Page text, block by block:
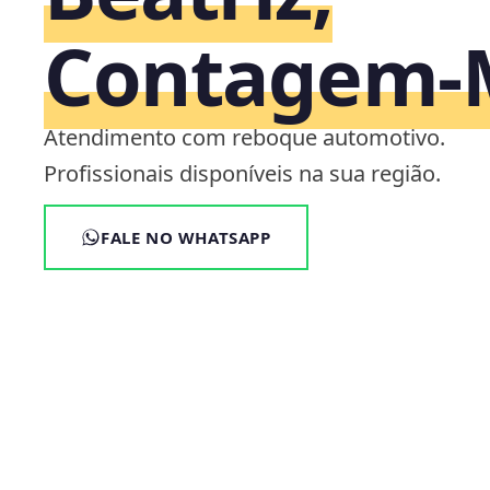
Atendimento com reboque automotivo.
Profissionais disponíveis na sua região.
FALE NO WHATSAPP